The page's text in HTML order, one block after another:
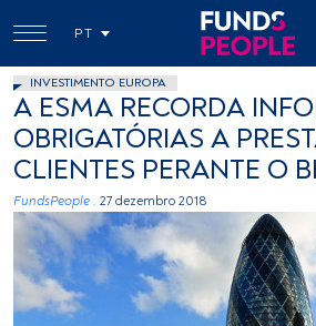
PT
INVESTIMENTO EUROPA
A ESMA RECORDA
OBRIGATÓRIAS A
CLIENTES PERANTE O
FundsPeople . 27 dezembro 2018